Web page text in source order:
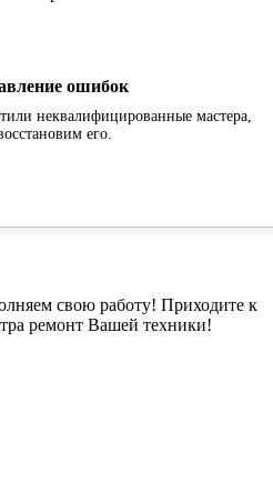
ошибок
неквалифицированные мастера,
его.
свою работу! Приходите к
ремонт Вашей техники!